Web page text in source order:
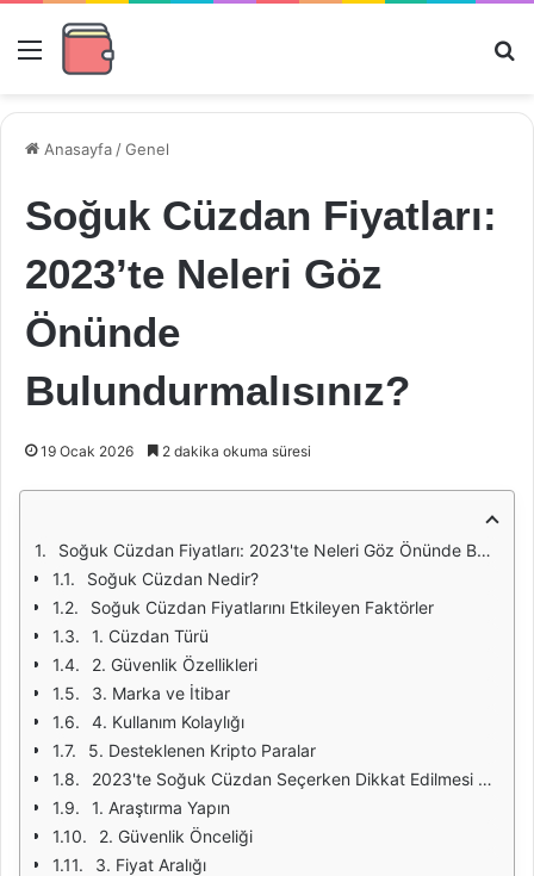
Menü
Anasayfa /Genel
Soğuk Cüzdan Fiyatları:
2023’te Neleri Göz
Önünde
Bulundurmalısınız?
19 Ocak 2026 2 dakika okuma süresi
Soğuk Cüzdan Fiyatları: 2023'te Neleri Göz Önünde Bulundurmalısınız?
Soğuk Cüzdan Nedir?
Soğuk Cüzdan Fiyatlarını Etkileyen Faktörler
1. Cüzdan Türü
2. Güvenlik Özellikleri
3. Marka ve İtibar
4. Kullanım Kolaylığı
5. Desteklenen Kripto Paralar
2023'te Soğuk Cüzdan Seçerken Dikkat Edilmesi Gerekenler
1. Araştırma Yapın
2. Güvenlik Önceliği
3. Fiyat Aralığı